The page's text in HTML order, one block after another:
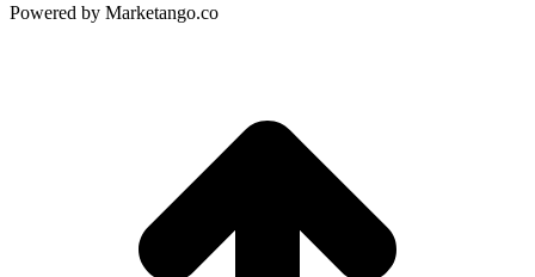
Powered by Marketango.co